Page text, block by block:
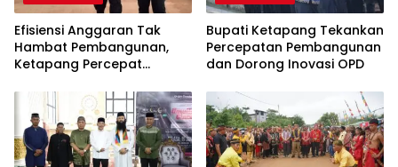
Efisiensi Anggaran Tak
Hambat Pembangunan,
Ketapang Percepat
Kolaborasi
Bupati Ketapang Tekankan
Percepatan Pembangunan
dan Dorong Inovasi OPD